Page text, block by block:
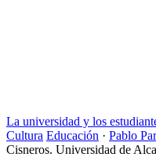
La universidad y los
Cultura Educación · Pablo
Cisneros. Universidad de